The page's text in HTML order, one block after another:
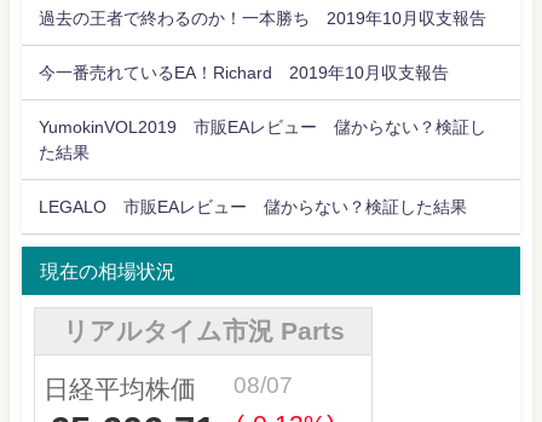
過去の王者で終わるのか！一本勝ち 2019年10月収支報告
今一番売れているEA！Richard 2019年10月収支報告
YumokinVOL2019 市販EAレビュー 儲からない？検証し
た結果
LEGALO 市販EAレビュー 儲からない？検証した結果
現在の相場状況